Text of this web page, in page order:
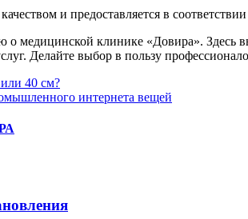
и предоставляется в
медицинской клинике «Довира». Здесь
Делайте выбор в пользу
40 см?
интернета вещей